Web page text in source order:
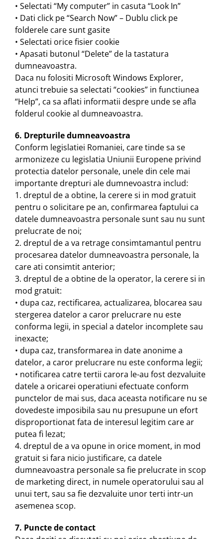
• Selectati “My computer” in casuta “Look In”
• Dati click pe “Search Now” – Dublu click pe
folderele care sunt gasite
• Selectati orice fisier cookie
• Apasati butonul “Delete” de la tastatura
dumneavoastra.
Daca nu folositi Microsoft Windows Explorer,
atunci trebuie sa selectati “cookies” in functiunea
“Help”, ca sa aflati informatii despre unde se afla
folderul cookie al dumneavoastra.
6. Drepturile dumneavoastra
Conform legislatiei Romaniei, care tinde sa se
armonizeze cu legislatia Uniunii Europene privind
protectia datelor personale, unele din cele mai
importante drepturi ale dumnevoastra includ:
1. dreptul de a obtine, la cerere si in mod gratuit
pentru o solicitare pe an, confirmarea faptului ca
datele dumneavoastra personale sunt sau nu sunt
prelucrate de noi;
2. dreptul de a va retrage consimtamantul pentru
procesarea datelor dumneavoastra personale, la
care ati consimtit anterior;
3. dreptul de a obtine de la operator, la cerere si in
mod gratuit:
• dupa caz, rectificarea, actualizarea, blocarea sau
stergerea datelor a caror prelucrare nu este
conforma legii, in special a datelor incomplete sau
inexacte;
• dupa caz, transformarea in date anonime a
datelor, a caror prelucrare nu este conforma legii;
• notificarea catre tertii carora le-au fost dezvaluite
datele a oricarei operatiuni efectuate conform
punctelor de mai sus, daca aceasta notificare nu se
dovedeste imposibila sau nu presupune un efort
disproportionat fata de interesul legitim care ar
putea fi lezat;
4. dreptul de a va opune in orice moment, in mod
gratuit si fara nicio justificare, ca datele
dumneavoastra personale sa fie prelucrate in scop
de marketing direct, in numele operatorului sau al
unui tert, sau sa fie dezvaluite unor terti intr-un
asemenea scop.
7. Puncte de contact